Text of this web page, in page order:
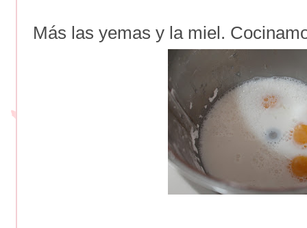
Más las yemas y la miel.